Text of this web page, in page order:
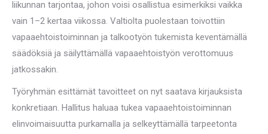
liikunnan tarjontaa, johon voisi osallistua esimerkiksi vaikka
vain 1–2 kertaa viikossa. Valtiolta puolestaan toivottiin
vapaaehtoistoiminnan ja talkootyön tukemista keventämällä
säädöksiä ja säilyttämällä vapaaehtoistyön verottomuus
jatkossakin.
Työryhmän esittämät tavoitteet on nyt saatava kirjauksista
konkretiaan. Hallitus haluaa tukea vapaaehtoistoiminnan
elinvoimaisuutta purkamalla ja selkeyttämällä tarpeetonta